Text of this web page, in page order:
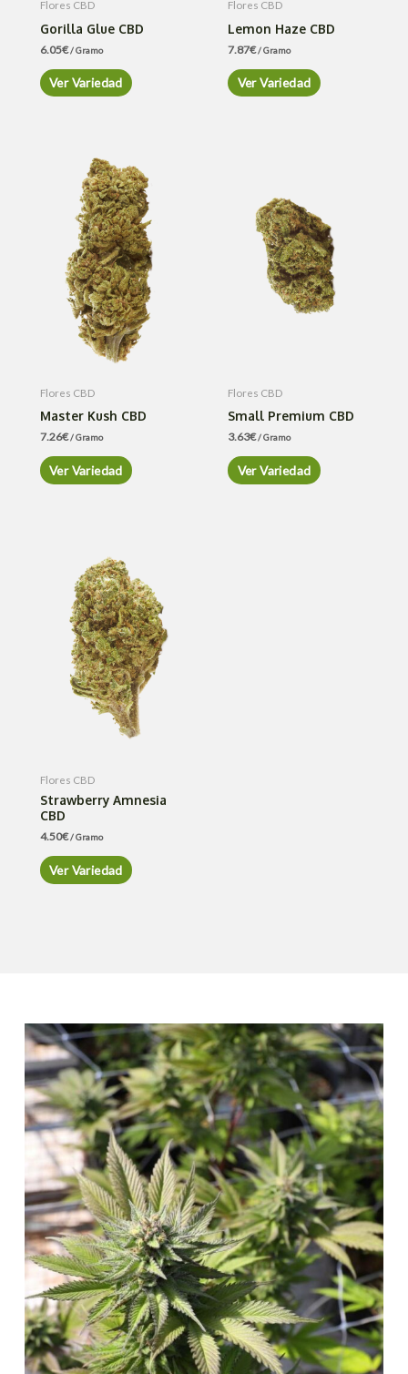
Flores CBD
Gorilla Glue CBD
6.05€/ Gramo
Ver Variedad
Flores CBD
Lemon Haze CBD
7.87€/ Gramo
Ver Variedad
Flores CBD
Master Kush CBD
7.26€/ Gramo
Ver Variedad
Flores CBD
Small Premium CBD
3.63€/ Gramo
Ver Variedad
Flores CBD
Strawberry Amnesia
CBD
4.50€/ Gramo
Ver Variedad